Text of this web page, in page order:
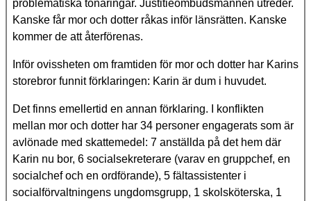
problematiska tonåringar. Justitieombudsmannen utreder.
Kanske får mor och dotter råkas inför länsrätten. Kanske
kommer de att återförenas.
Inför ovissheten om framtiden för mor och dotter har Karins
storebror funnit förklaringen: Karin är dum i huvudet.
Det finns emellertid en annan förklaring. I konflikten
mellan mor och dotter har 34 personer engagerats som är
avlönade med skattemedel: 7 anställda på det hem där
Karin nu bor, 6 socialsekreterare (varav en gruppchef, en
socialchef och en ordförande), 5 fältassistenter i
socialförvaltningens ungdomsgrupp, 1 skolsköterska, 1